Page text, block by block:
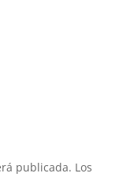
publicada. Los